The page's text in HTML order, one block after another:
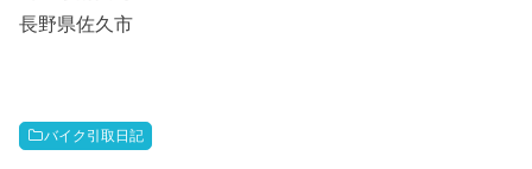
長野県佐久市
バイク引取日記